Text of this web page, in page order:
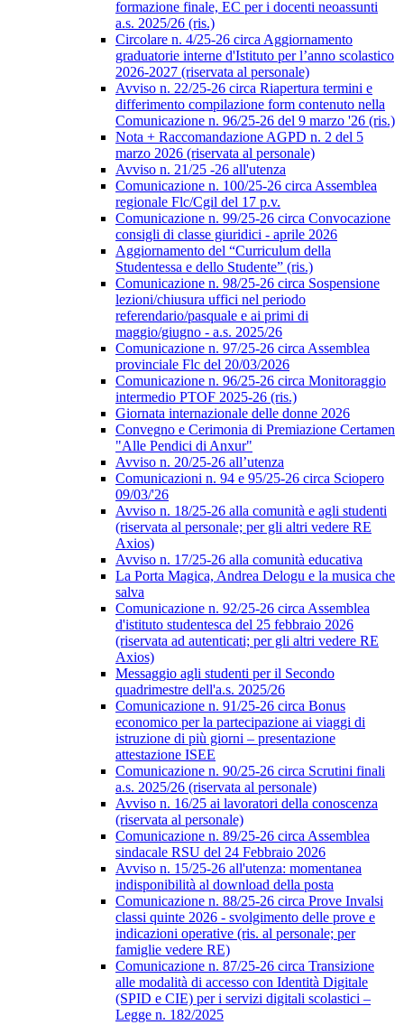
formazione finale, EC per i docenti neoassunti
a.s. 2025/26 (ris.)
Circolare n. 4/25-26 circa Aggiornamento
graduatorie interne d'Istituto per l’anno scolastico
2026-2027 (riservata al personale)
Avviso n. 22/25-26 circa Riapertura termini e
differimento compilazione form contenuto nella
Comunicazione n. 96/25-26 del 9 marzo '26 (ris.)
Nota + Raccomandazione AGPD n. 2 del 5
marzo 2026 (riservata al personale)
Avviso n. 21/25 -26 all'utenza
Comunicazione n. 100/25-26 circa Assemblea
regionale Flc/Cgil del 17 p.v.
Comunicazione n. 99/25-26 circa Convocazione
consigli di classe giuridici - aprile 2026
Aggiornamento del “Curriculum della
Studentessa e dello Studente” (ris.)
Comunicazione n. 98/25-26 circa Sospensione
lezioni/chiusura uffici nel periodo
referendario/pasquale e ai primi di
maggio/giugno - a.s. 2025/26
Comunicazione n. 97/25-26 circa Assemblea
provinciale Flc del 20/03/2026
Comunicazione n. 96/25-26 circa Monitoraggio
intermedio PTOF 2025-26 (ris.)
Giornata internazionale delle donne 2026
Convegno e Cerimonia di Premiazione Certamen
"Alle Pendici di Anxur"
Avviso n. 20/25-26 all’utenza
Comunicazioni n. 94 e 95/25-26 circa Sciopero
09/03/'26
Avviso n. 18/25-26 alla comunità e agli studenti
(riservata al personale; per gli altri vedere RE
Axios)
Avviso n. 17/25-26 alla comunità educativa
La Porta Magica, Andrea Delogu e la musica che
salva
Comunicazione n. 92/25-26 circa Assemblea
d'istituto studentesca del 25 febbraio 2026
(riservata ad autenticati; per gli altri vedere RE
Axios)
Messaggio agli studenti per il Secondo
quadrimestre dell'a.s. 2025/26
Comunicazione n. 91/25-26 circa Bonus
economico per la partecipazione ai viaggi di
istruzione di più giorni – presentazione
attestazione ISEE
Comunicazione n. 90/25-26 circa Scrutini finali
a.s. 2025/26 (riservata al personale)
Avviso n. 16/25 ai lavoratori della conoscenza
(riservata al personale)
Comunicazione n. 89/25-26 circa Assemblea
sindacale RSU del 24 Febbraio 2026
Avviso n. 15/25-26 all'utenza: momentanea
indisponibilità al download della posta
Comunicazione n. 88/25-26 circa Prove Invalsi
classi quinte 2026 - svolgimento delle prove e
indicazioni operative (ris. al personale; per
famiglie vedere RE)
Comunicazione n. 87/25-26 circa Transizione
alle modalità di accesso con Identità Digitale
(SPID e CIE) per i servizi digitali scolastici –
Legge n. 182/2025